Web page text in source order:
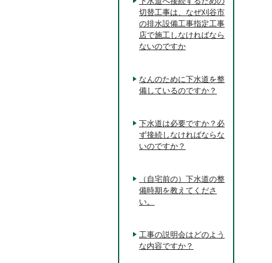
切替工事は、なぜ刈谷市
の排水設備工事指定工事
店で施工しなければなら
ないのですか
なんのために下水道を整
備しているのですか？
下水道は必要ですか？必
ず接続しなければならな
いのですか？
（自宅前の）下水道の整
備時期を教えてくださ
い。
工事の説明会はどのよう
な内容ですか？